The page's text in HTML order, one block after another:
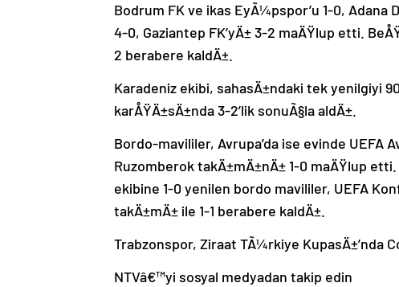
Bodrum FK ve ikas EyÃ¼pspor’u 1-0, Adana
4-0, Gaziantep FK’yÄ± 3-2 maÄŸlup etti.
2 berabere kaldÄ±.
Karadeniz ekibi, sahasÄ±ndaki tek yenilgiyi
karÅŸÄ±sÄ±nda 3-2’lik sonuÃ§la aldÄ±.
Bordo-mavililer, Avrupa’da ise evinde UEFA
Ruzomberok takÄ±mÄ±nÄ± 1-0 maÄŸlup
ekibine 1-0 yenilen bordo mavililer, UEFA
takÄ±mÄ± ile 1-1 berabere kaldÄ±.
Trabzonspor, Ziraat TÃ¼rkiye KupasÄ±’nda
NTVâ€™yi sosyal medyadan takip edin